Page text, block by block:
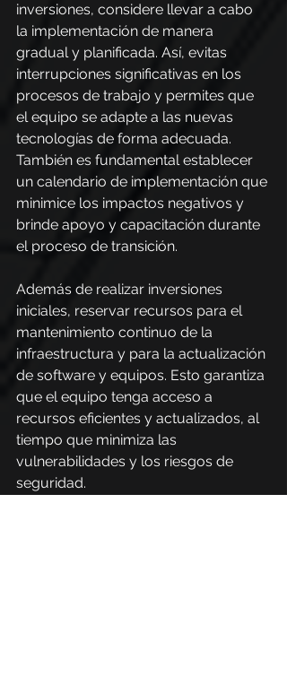
inversiones, considere llevar a cabo
la implementación de manera
gradual y planificada. Así, evitas
interrupciones significativas en los
procesos de trabajo y permites que
el equipo se adapte a las nuevas
tecnologías de forma adecuada.
También es fundamental establecer
un calendario de implementación que
minimice los impactos negativos y
brinde apoyo y capacitación durante
el proceso de transición.
Además de realizar inversiones
iniciales, reservar recursos para el
mantenimiento continuo de la
infraestructura y para la actualización
de software y equipos. Esto garantiza
que el equipo tenga acceso a
recursos eficientes y actualizados, al
tiempo que minimiza las
vulnerabilidades y los riesgos de
seguridad.